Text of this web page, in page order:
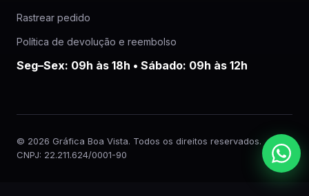
Rastrear pedido
Política de devolução e reembolso
Seg–Sex: 09h às 18h • Sábado: 09h às 12h
© 2026 Gráfica Boa Vista. Todos os direitos reservados.
CNPJ: 22.211.624/0001-90